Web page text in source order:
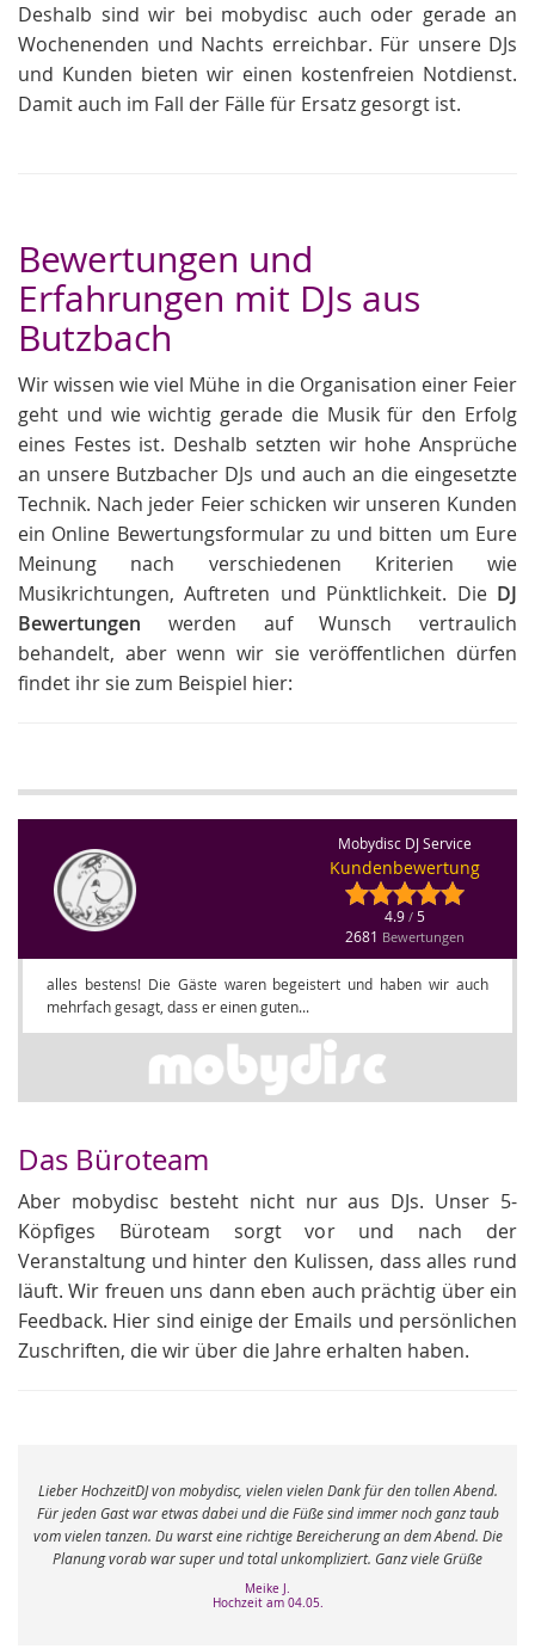
Deshalb sind wir bei mobydisc auch oder gerade an
Wochenenden und Nachts erreichbar. Für unsere DJs
und Kunden bieten wir einen kostenfreien Notdienst.
Damit auch im Fall der Fälle für Ersatz gesorgt ist.
Bewertungen und
Erfahrungen mit DJs aus
Butzbach
Wir wissen wie viel Mühe in die Organisation einer Feier
geht und wie wichtig gerade die Musik für den Erfolg
eines Festes ist. Deshalb setzten wir hohe Ansprüche
an unsere Butzbacher DJs und auch an die eingesetzte
Technik. Nach jeder Feier schicken wir unseren Kunden
ein Online Bewertungsformular zu und bitten um Eure
Meinung nach verschiedenen Kriterien wie
Musikrichtungen, Auftreten und Pünktlichkeit. Die DJ
Bewertungen werden auf Wunsch vertraulich
behandelt, aber wenn wir sie veröffentlichen dürfen
findet ihr sie zum Beispiel hier:
Mobydisc DJ Service
Kundenbewertung
4.9 / 5
2681 Bewertungen
alles bestens! Die Gäste waren begeistert und haben wir auch
mehrfach gesagt, dass er einen guten...
Das Büroteam
Aber mobydisc besteht nicht nur aus DJs. Unser 5-
Köpfiges Büroteam sorgt vor und nach der
Veranstaltung und hinter den Kulissen, dass alles rund
läuft. Wir freuen uns dann eben auch prächtig über ein
Feedback. Hier sind einige der Emails und persönlichen
Zuschriften, die wir über die Jahre erhalten haben.
Lieber HochzeitDJ von mobydisc, vielen vielen Dank für den tollen Abend.
Für jeden Gast war etwas dabei und die Füße sind immer noch ganz taub
vom vielen tanzen. Du warst eine richtige Bereicherung an dem Abend. Die
Planung vorab war super und total unkompliziert. Ganz viele Grüße
Meike J.
Hochzeit am 04.05.